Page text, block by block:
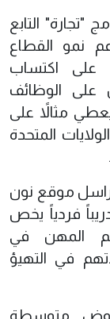
"تجارة" التابع
نمو القطاع
على اكتساب
على الوظائف
مثالاً على
المتحدة
موقع نون
فردياً يخص
المهن في
في التهيؤ
متوسطة